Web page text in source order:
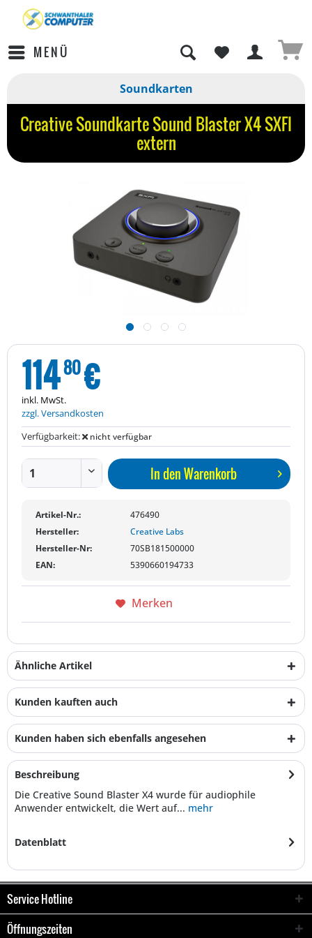
MENÜ
Soundkarten
Creative Soundkarte Sound Blaster X4 SXFI
extern
11480€
inkl. MwSt.
zzgl. Versandkosten
Verfügbarkeit:
nicht verfügbar
In denWarenkorb
Artikel-Nr.:
476490
Hersteller:
Creative Labs
Hersteller-Nr:
70SB181500000
EAN:
5390660194733
Merken
Ähnliche Artikel
Kunden kauften auch
Kunden haben sich ebenfalls angesehen
Beschreibung
Die Creative Sound Blaster X4 wurde für audiophile
Anwender entwickelt, die Wert auf... mehr
Datenblatt
Service Hotline
Öffnungszeiten